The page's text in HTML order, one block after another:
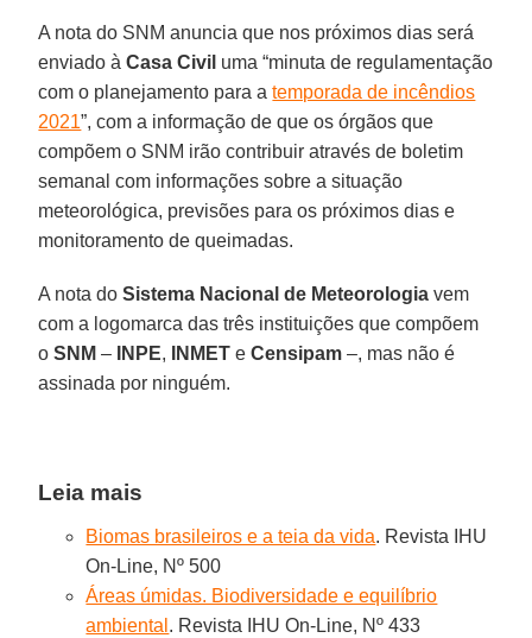
A nota do SNM anuncia que nos próximos dias será
enviado àCasa Civil uma “minuta de regulamentação
com o planejamento para atemporada de incêndios
2021”, com a informação de que os órgãos que
compõem o SNM irão contribuir através de boletim
semanal com informações sobre a situação
meteorológica, previsões para os próximos dias e
monitoramento de queimadas.
A nota doSistema Nacional de Meteorologia vem
com a logomarca das três instituições que compõem
oSNM – INPE, INMET eCensipam –, mas não é
assinada por ninguém.
Leia mais
Biomas brasileiros e a teia da vida. Revista IHU
On-Line, Nº 500
Áreas úmidas. Biodiversidade e equilíbrio
ambiental . Revista IHU On-Line, Nº 433